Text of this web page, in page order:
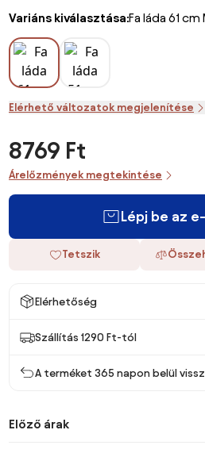
Variáns kiválasztása:Fa láda 61
Elérhető változatok megjelenítése
8769 Ft
Árelőzmények megtekintése
Lépj be az
Tetszik
Elérhetőség
Szállítás 1290 Ft-tól
A terméket 365 napon belül
Előző árak